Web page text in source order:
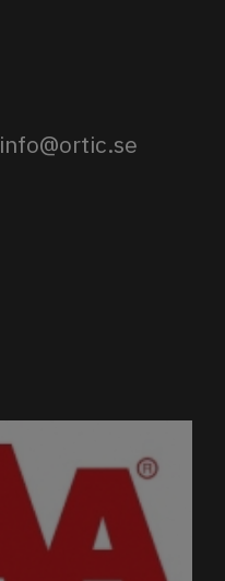
info@ortic.se